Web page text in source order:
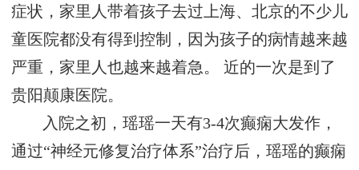
症状，家里人带着孩子去过上海、北京的不少儿
童医院都没有得到控制，因为孩子的病情越来越
严重，家里人也越来越着急。 近的一次是到了
贵阳颠康医院。
入院之初，瑶瑶一天有3-4次癫痫大发作，
通过“神经元修复治疗体系”治疗后，瑶瑶的癫痫